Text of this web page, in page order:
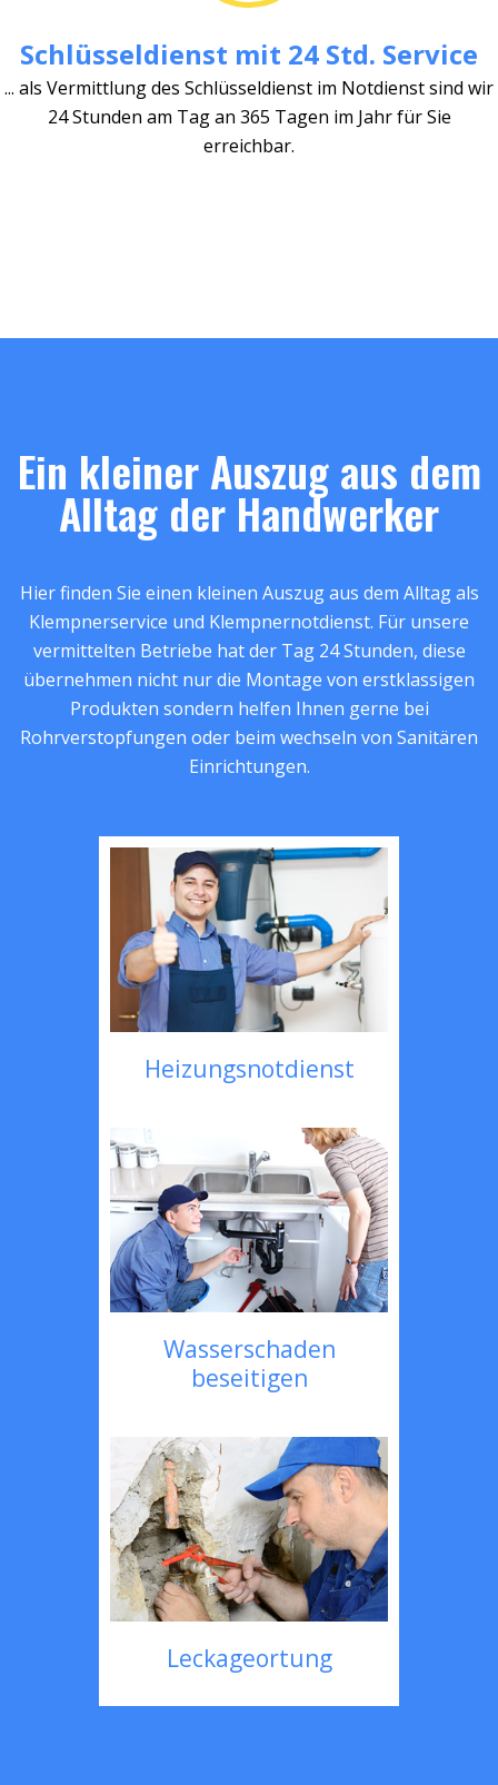
Schlüsseldienst mit 24 Std. Service
... als Vermittlung des Schlüsseldienst im Notdienst sind wir
24 Stunden am Tag an 365 Tagen im Jahr für Sie
erreichbar.
Ein kleiner Auszug aus dem
Alltag der Handwerker
Hier finden Sie einen kleinen Auszug aus dem Alltag als
Klempnerservice und Klempnernotdienst. Für unsere
vermittelten Betriebe hat der Tag 24 Stunden, diese
übernehmen nicht nur die Montage von erstklassigen
Produkten sondern helfen Ihnen gerne bei
Rohrverstopfungen oder beim wechseln von Sanitären
Einrichtungen.
Heizungsnotdienst
Wasserschaden
beseitigen
Leckageortung